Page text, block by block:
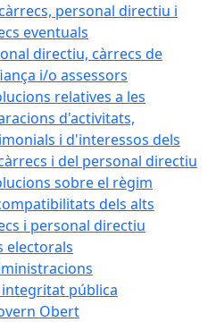
personal directiu i
eventuals
directiu, càrrecs de
i/o assessors
relatives a les
d'activitats,
i d'interessos dels
i del personal directiu
sobre el règim
dels alts
i personal directiu
electorals
pública
Obert